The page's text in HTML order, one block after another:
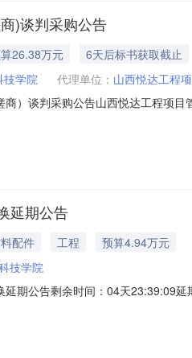
)谈判采购公告
26.38万元 6天后标书获取截止
技学院 代理单位： 山西悦达工程
）谈判采购公告山西悦达工程项
1.5服务标准：满足国家和相关行
延期公告
配件 工程
预算4.94万元
技学院
期公告剩余时间：04天23:39:09
看联系手机中标后在我参与的项目